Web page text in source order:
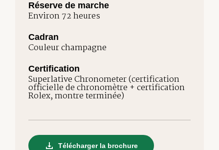
Réserve de marche
Environ 72 heures
Cadran
Couleur champagne
Certification
Superlative Chronometer (certification
officielle de chronomètre + certification
Rolex, montre terminée)
Télécharger la brochure